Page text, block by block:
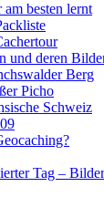
besten lernt
und deren
Berg
Picho
Schweiz
Tag – Bilder